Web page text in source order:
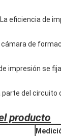
La eficiencia de
cámara de
impresión se
parte del
producto